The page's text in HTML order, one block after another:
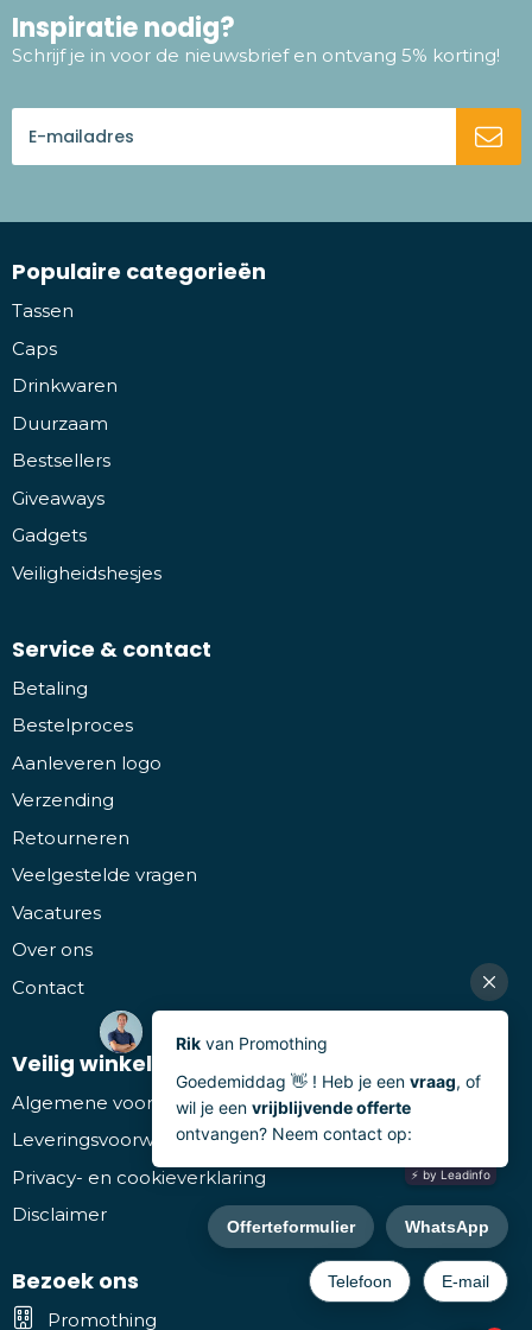
Inspiratie nodig?
Schrijf je in voor de nieuwsbrief en ontvang 5% korting!
Populaire categorieën
Tassen
Caps
Drinkwaren
Duurzaam
Bestsellers
Giveaways
Gadgets
Veiligheidshesjes
Service & contact
Betaling
Bestelproces
Aanleveren logo
Verzending
Retourneren
Veelgestelde vragen
Vacatures
Over ons
Contact
Veilig winkelen
Algemene voorwaarden
Leveringsvoorwaarden
Privacy- en cookieverklaring
Disclaimer
Bezoek ons
Promothing